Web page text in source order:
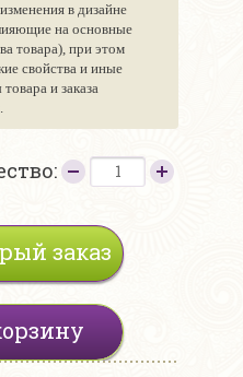
в дизайне
на основные
товара), при этом
свойства и иные
и заказа
заказ